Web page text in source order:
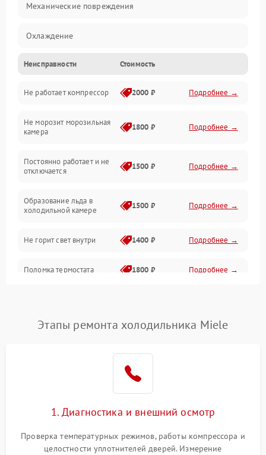
Механические повреждения
Охлаждение
Механика
Электропитание
Дренаж
Неисправности Стоимость
Не работает компрессор 2000 ₽ Подробнее →
Не морозит морозильная
камера
1800 ₽ Подробнее →
Постоянно работает и не
отключается
1500 ₽ Подробнее →
Образование льда в
холодильной камере
1500 ₽ Подробнее →
Не горит свет внутри 1400 ₽ Подробнее →
Поломка термостата 1800 ₽ Подробнее →
Поломка системы No Frost 2600 ₽ Подробнее →
работе
2000 ₽ Подробнее →
Этапы ремонта холодильника Miele
1. Диагностика и внешний осмотр
Проверка температурных режимов, работы компрессора и
целостности уплотнителей дверей. Измерение